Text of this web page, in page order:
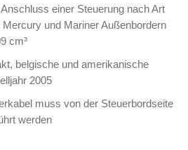
einer Steuerung nach Art
und Mariner Außenbordern
cm³
belgische und amerikanische
2005
muss von der Steuerbordseite
werden